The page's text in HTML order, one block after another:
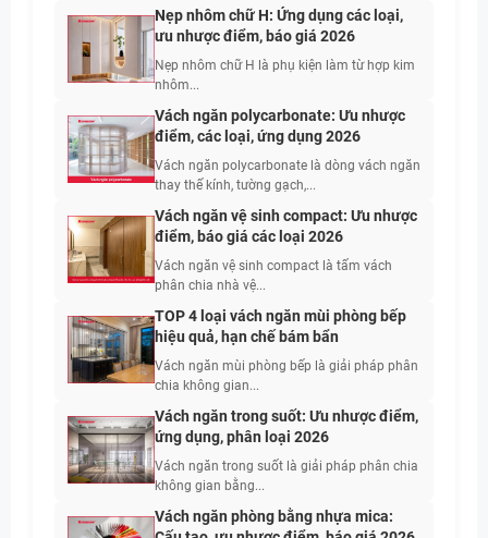
Nẹp nhôm chữ H: Ứng dụng các loại,
ưu nhược điểm, báo giá 2026
Nẹp nhôm chữ H là phụ kiện làm từ hợp kim
nhôm...
Vách ngăn polycarbonate: Ưu nhược
điểm, các loại, ứng dụng 2026
Vách ngăn polycarbonate là dòng vách ngăn
thay thế kính, tường gạch,...
Vách ngăn vệ sinh compact: Ưu nhược
điểm, báo giá các loại 2026
Vách ngăn vệ sinh compact là tấm vách
phân chia nhà vệ...
TOP 4 loại vách ngăn mùi phòng bếp
hiệu quả, hạn chế bám bẩn
Vách ngăn mùi phòng bếp là giải pháp phân
chia không gian...
Vách ngăn trong suốt: Ưu nhược điểm,
ứng dụng, phân loại 2026
Vách ngăn trong suốt là giải pháp phân chia
không gian bằng...
Vách ngăn phòng bằng nhựa mica: